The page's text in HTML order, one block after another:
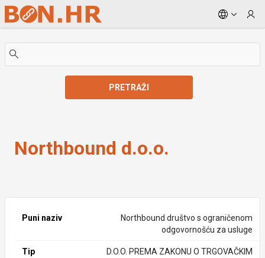
Skip to Main Content
PRETRAŽI
Northbound d.o.o.
Puni naziv
Northbound društvo s ograničenom
odgovornošću za usluge
Tip
D.O.O. PREMA ZAKONU O TRGOVAČKIM